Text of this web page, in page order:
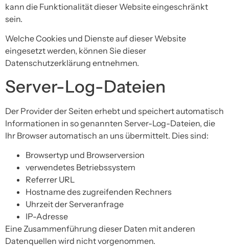
kann die Funktionalität dieser Website eingeschränkt
sein.
Welche Cookies und Dienste auf dieser Website
eingesetzt werden, können Sie dieser
Datenschutzerklärung entnehmen.
Server-Log-Dateien
Der Provider der Seiten erhebt und speichert automatisch
Informationen in so genannten Server-Log-Dateien, die
Ihr Browser automatisch an uns übermittelt. Dies sind:
Browsertyp und Browserversion
verwendetes Betriebssystem
Referrer URL
Hostname des zugreifenden Rechners
Uhrzeit der Serveranfrage
IP-Adresse
Eine Zusammenführung dieser Daten mit anderen
Datenquellen wird nicht vorgenommen.